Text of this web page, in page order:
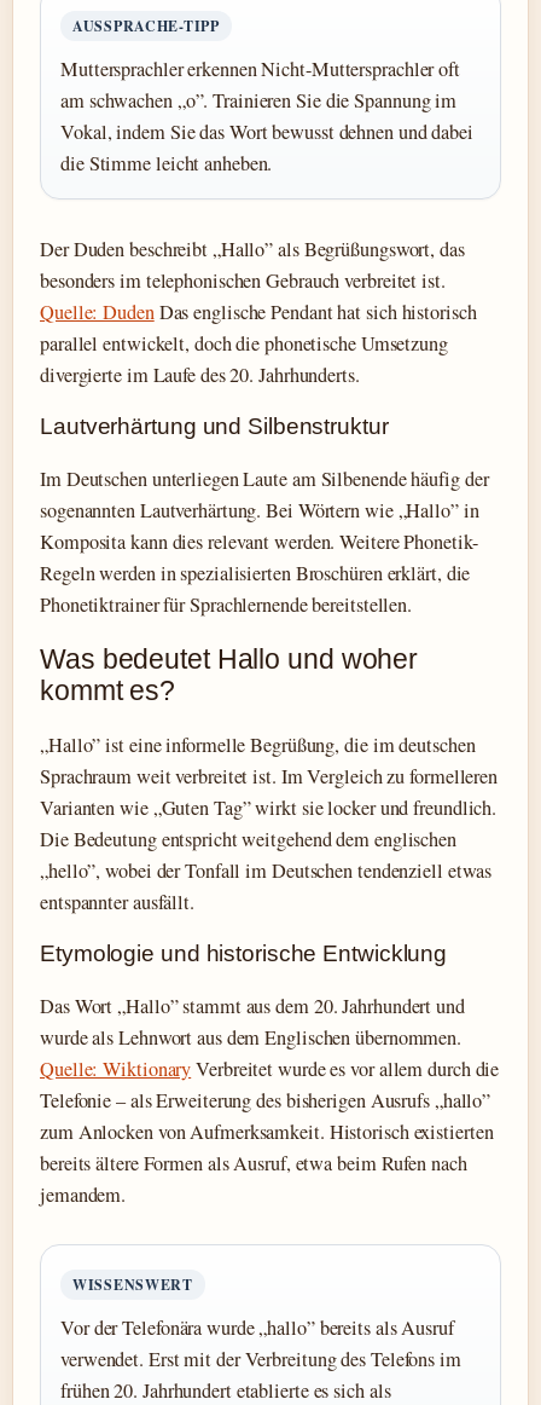
AUSSPRACHE-TIPP
Muttersprachler erkennen Nicht-Muttersprachler oft
am schwachen „o”. Trainieren Sie die Spannung im
Vokal, indem Sie das Wort bewusst dehnen und dabei
die Stimme leicht anheben.
Der Duden beschreibt „Hallo” als Begrüßungswort, das
besonders im telephonischen Gebrauch verbreitet ist.
Quelle: DudenDas englische Pendant hat sich historisch
parallel entwickelt, doch die phonetische Umsetzung
divergierte im Laufe des 20. Jahrhunderts.
Lautverhärtung und Silbenstruktur
Im Deutschen unterliegen Laute am Silbenende häufig der
sogenannten Lautverhärtung. Bei Wörtern wie „Hallo” in
Komposita kann dies relevant werden. Weitere Phonetik-
Regeln werden in spezialisierten Broschüren erklärt, die
Phonetiktrainer für Sprachlernende bereitstellen.
Was bedeutet Hallo und woher
kommt es?
„Hallo” ist eine informelle Begrüßung, die im deutschen
Sprachraum weit verbreitet ist. Im Vergleich zu formelleren
Varianten wie „Guten Tag” wirkt sie locker und freundlich.
Die Bedeutung entspricht weitgehend dem englischen
„hello”, wobei der Tonfall im Deutschen tendenziell etwas
entspannter ausfällt.
Etymologie und historische Entwicklung
Das Wort „Hallo” stammt aus dem 20. Jahrhundert und
wurde als Lehnwort aus dem Englischen übernommen.
Quelle: WiktionaryVerbreitet wurde es vor allem durch die
Telefonie – als Erweiterung des bisherigen Ausrufs „hallo”
zum Anlocken von Aufmerksamkeit. Historisch existierten
bereits ältere Formen als Ausruf, etwa beim Rufen nach
jemandem.
WISSENSWERT
Vor der Telefonära wurde „hallo” bereits als Ausruf
verwendet. Erst mit der Verbreitung des Telefons im
frühen 20. Jahrhundert etablierte es sich als